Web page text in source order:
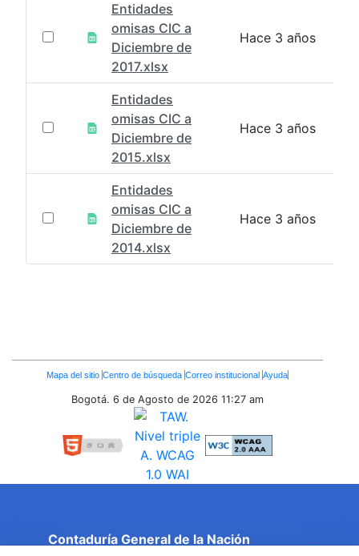
Entidades
omisas CIC a
Diciembre de
2017.xlsx
Hace 3 años
Entidades
omisas CIC a
Diciembre de
2015.xlsx
Hace 3 años
Entidades
omisas CIC a
Diciembre de
2014.xlsx
Hace 3 años
Enlaces
Inferiores
Mapa del sitio Centro de búsqueda Correo institucional Ayuda
Bogotá. 6 de Agosto de 2026 11:27 am
Contaduría General de la Nación